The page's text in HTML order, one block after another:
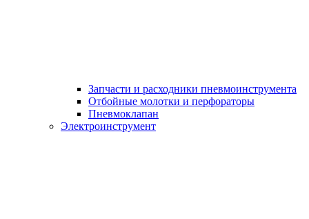
Запчасти и расходники пневмоинструмента
Отбойные молотки и перфораторы
Пневмоклапан
Электроинструмент